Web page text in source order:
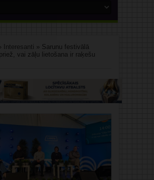
Interesanti » Sarunu festivālā
vai zāļu lietošana ir raķešu